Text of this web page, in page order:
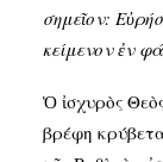
σημεῖον:
κείμενον ἐν
Ὁ ἰσχυρὸς
βρέφη